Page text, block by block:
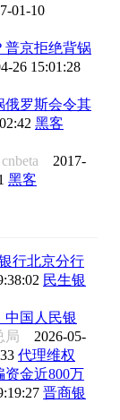
01-10
普京拒绝背锅
26 15:01:28
俄罗斯会令其
黑客
cnbeta 2017-
黑客
行北京分行
民生银
中国人民银
局 2026-05-
代理维权
金近800万
晋商银